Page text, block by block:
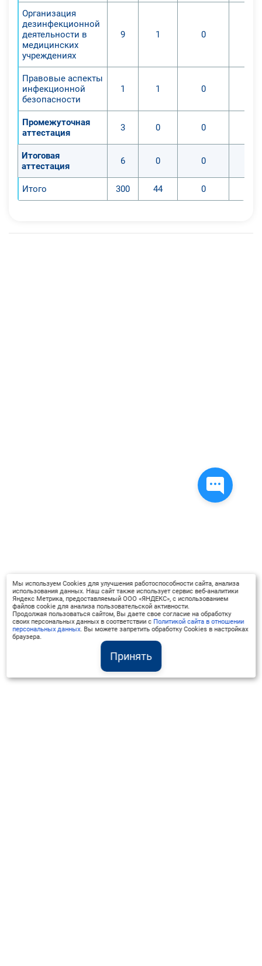
Организация
дезинфекционной
деятельности в
медицинских
учреждениях
9 1 0
Правовые аспекты
инфекционной
безопасности
1 1 0
Промежуточная
аттестация
3 0 0
Итоговая
аттестация
6 0 0
Итого 300 44 0
Принять
Мы используем Cookies для улучшения работоспособности сайта, анализа
использования данных. Наш сайт также использует сервис веб-аналитики
Яндекс Метрика, предоставляемый ООО «ЯНДЕКС», с использованием
файлов cookie для анализа пользовательской активности.
Продолжая пользоваться сайтом, Вы даете свое согласие на обработку
своих персональных данных в соответствии с Политикой сайта в отношении
персональных данных. Вы можете запретить обработку Cookies в настройках
браузера.